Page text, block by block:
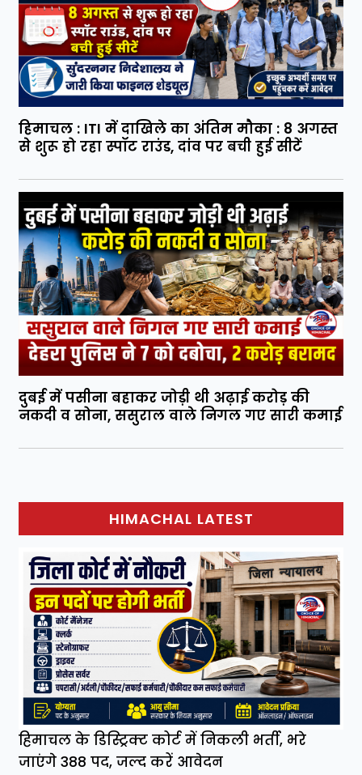
हिमाचल : ITI में दाखिले का अंतिम मौका : 8 अगस्त
से शुरू हो रहा स्पॉट राउंड, दांव पर बची हुई सीटें
दुबई में पसीना बहाकर जोड़ी थी अढ़ाई करोड़ की
नकदी व सोना, ससुराल वाले निगल गए सारी कमाई
HIMACHAL LATEST
हिमाचल के डिस्ट्रिक्ट कोर्ट में निकली भर्ती, भरे
जाएंगे 388 पद, जल्द करें आवेदन